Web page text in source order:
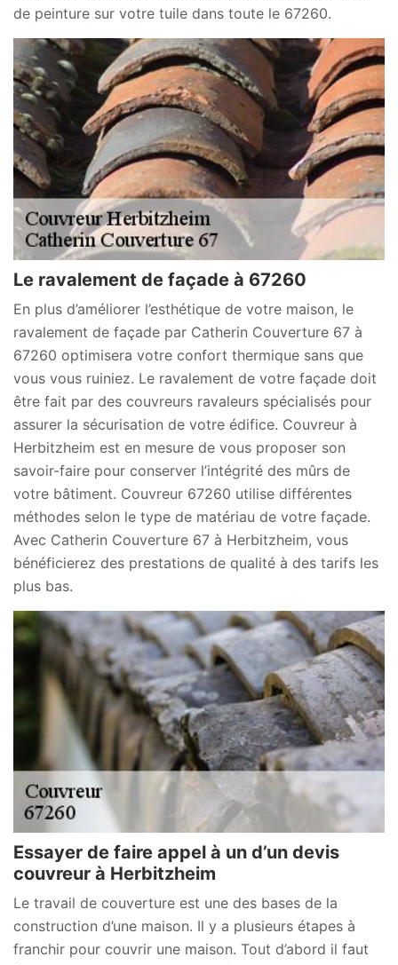
de peinture sur votre tuile dans toute le 67260.
Le ravalement de façade à 67260
En plus d’améliorer l’esthétique de votre maison, le
ravalement de façade par Catherin Couverture 67 à
67260 optimisera votre confort thermique sans que
vous vous ruiniez. Le ravalement de votre façade doit
être fait par des couvreurs ravaleurs spécialisés pour
assurer la sécurisation de votre édifice. Couvreur à
Herbitzheim est en mesure de vous proposer son
savoir-faire pour conserver l’intégrité des mûrs de
votre bâtiment. Couvreur 67260 utilise différentes
méthodes selon le type de matériau de votre façade.
Avec Catherin Couverture 67 à Herbitzheim, vous
bénéficierez des prestations de qualité à des tarifs les
plus bas.
Essayer de faire appel à un d’un devis
couvreur à Herbitzheim
Le travail de couverture est une des bases de la
construction d’une maison. Il y a plusieurs étapes à
franchir pour couvrir une maison. Tout d’abord il faut